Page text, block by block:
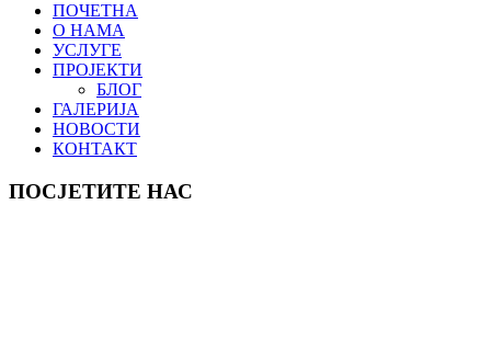
ПОЧЕТНА
О НАМА
УСЛУГЕ
ПРОЈЕКТИ
БЛОГ
ГАЛЕРИЈА
НОВОСТИ
КОНТАКТ
ПОСЈЕТИТЕ НАС